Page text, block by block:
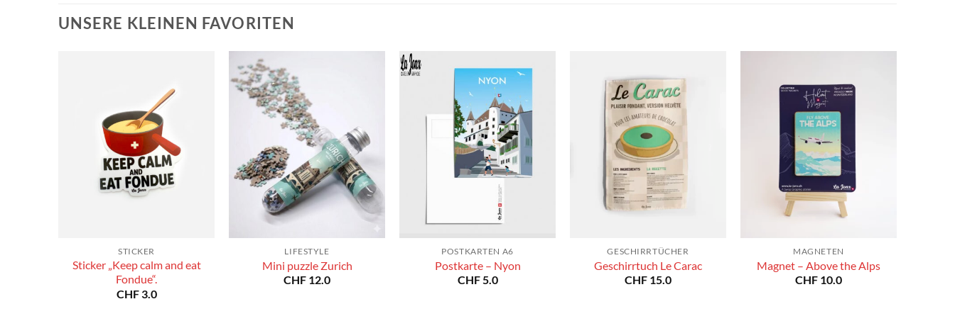
UNSERE KLEINEN FAVORITEN
STICKER
Sticker „Keep calm and eat
Fondue“.
CHF3.0
LIFESTYLE
Mini puzzle Zurich
CHF 12.0
POSTKARTEN A6
Postkarte – Nyon
CHF5.0
GESCHIRRTÜCHER
Geschirrtuch Le Carac
CHF 15.0
MAGNETEN
Magnet – Above the Alps
CHF 10.0